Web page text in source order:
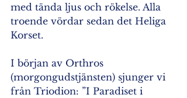
med tända ljus och rökelse. Alla
troende vördar sedan det Heliga
Korset.
I början av Orthros
(morgongudstjänsten) sjunger vi
från Triodion: ”I Paradiset i